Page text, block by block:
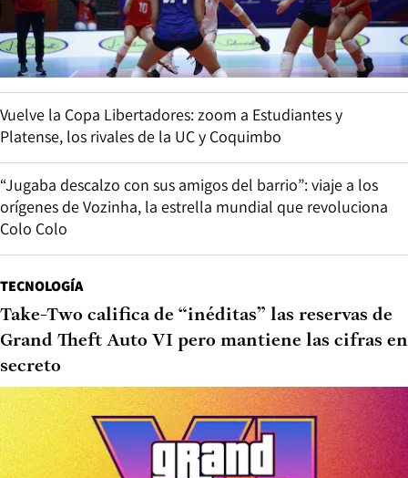
Vuelve la Copa Libertadores: zoom a Estudiantes y
Platense, los rivales de la UC y Coquimbo
“Jugaba descalzo con sus amigos del barrio”: viaje a los
orígenes de Vozinha, la estrella mundial que revoluciona
Colo Colo
TECNOLOGÍA
Take-Two califica de “inéditas” las reservas de
Grand Theft Auto VI pero mantiene las cifras en
secreto